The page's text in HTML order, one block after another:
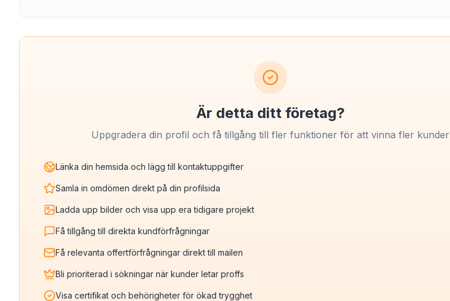
Är detta ditt företag?
Uppgradera din profil och få tillgång till fler funktioner för att vinna fler kunder
Länka din hemsida och lägg till kontaktuppgifter
Samla in omdömen direkt på din profilsida
Ladda upp bilder och visa upp era tidigare projekt
Få tillgång till direkta kundförfrågningar
Få relevanta offertförfrågningar direkt till mailen
Bli prioriterad i sökningar när kunder letar proffs
Visa certifikat och behörigheter för ökad trygghet